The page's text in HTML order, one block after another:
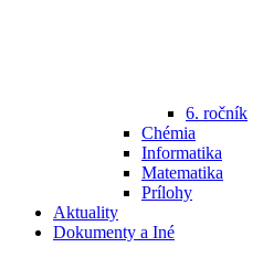
6. ročník
Chémia
Informatika
Matematika
Prílohy
Aktuality
Dokumenty a Iné